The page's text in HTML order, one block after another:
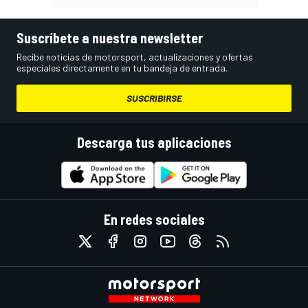
Suscríbete a nuestra newsletter
Recibe noticias de motorsport, actualizaciones y ofertas
especiales directamente en tu bandeja de entrada.
SUSCRIBIRSE
Descarga tus aplicaciones
En redes sociales